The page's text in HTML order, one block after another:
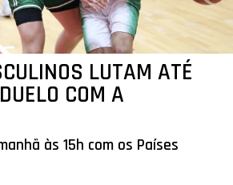
LUTAM ATÉ
COM A
às 15h com os Países